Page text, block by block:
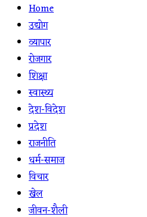
Home
उद्योग
व्यापार
रोजगार
शिक्षा
स्वास्थ्य
देश-विदेश
प्रदेश
राजनीति
धर्म-समाज
विचार
खेल
जीवन-शैली